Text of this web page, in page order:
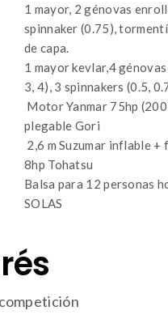
1 mayor, 2 génovas
spinnaker (0.75),
de capa.
1 mayor kevlar,4
3, 4), 3 spinnakers (0.5,
Motor Yanmar 75hp
plegable Gori
2,6 m Suzumar inflable +
8hp Tohatsu
Balsa para 12 personas
SOLAS